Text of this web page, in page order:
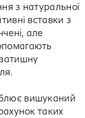
з натуральної
вставки з
але
вишуканий
таких